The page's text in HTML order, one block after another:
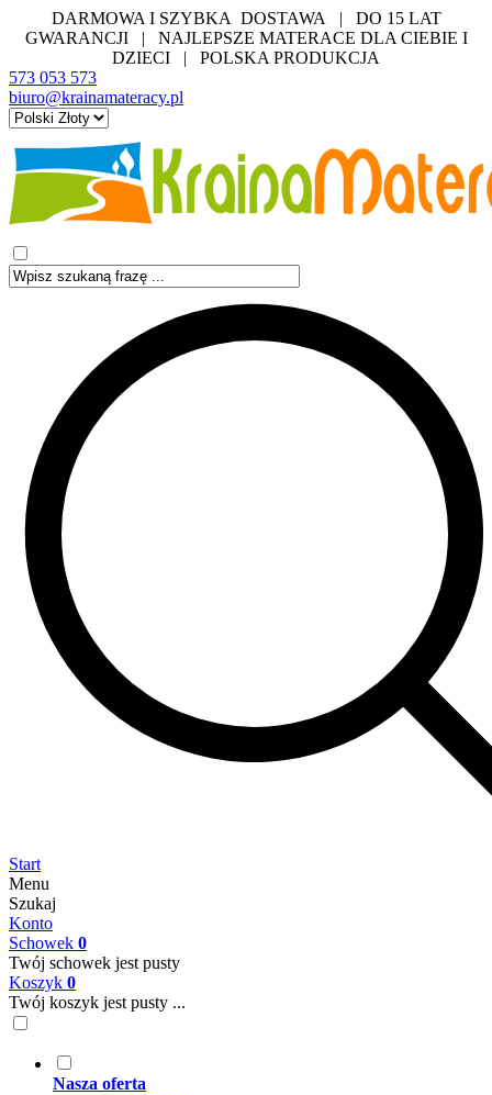
DARMOWA I SZYBKA DOSTAWA | DO 15 LAT
GWARANCJI | NAJLEPSZE MATERACE DLA CIEBIE I
DZIECI | POLSKA PRODUKCJA
573 053 573
biuro@krainamateracy.pl
Start
Menu
Szukaj
Konto
Schowek 0
Twój schowek jest pusty
Koszyk 0
Twój koszyk jest pusty ...
Nasza oferta